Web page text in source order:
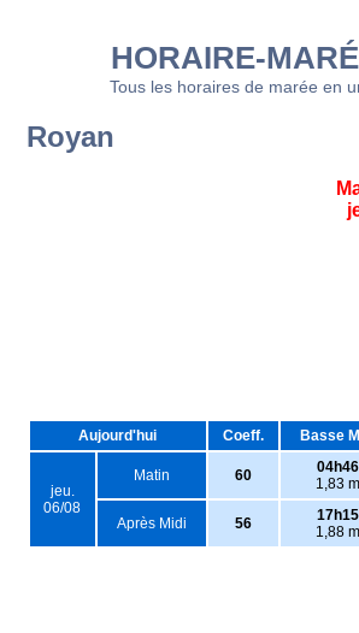
HORAIRE-
Tous les horaires de marée en
Royan
Aujourd'hui Coeff. Basse
jeu.
06/08
Matin 60
04h46
1,83 m
Après Midi 56
17h15
1,88 m